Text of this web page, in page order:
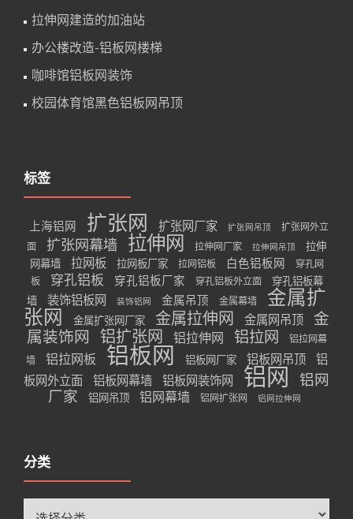
拉伸网建造的加油站
办公楼改造-铝板网楼梯
咖啡馆铝板网装饰
校园体育馆黑色铝板网吊顶
标签
上海铝网 扩张网 扩张网厂家 扩张网吊顶
扩张网外立
面
扩张网幕墙 拉伸网 拉伸网厂家 拉伸网吊顶
拉伸
网幕墙
拉网板 拉网板厂家 拉网铝板 白色铝板网
穿孔网
板
穿孔铝板 穿孔铝板厂家 穿孔铝板外立面
穿孔铝板幕
墙
装饰铝板网 装饰铝网 金属吊顶 金属幕墙
金属扩
张网
金属扩张网厂家 金属拉伸网 金属网吊顶
金
属装饰网
铝扩张网 铝拉伸网 铝拉网
铝拉网幕
墙
铝拉网板 铝板网 铝板网厂家 铝板网吊顶
铝
板网外立面
铝板网幕墙 铝板网装饰网 铝网
铝网
厂家
铝网吊顶 铝网幕墙 铝网扩张网 铝网拉伸网
分类